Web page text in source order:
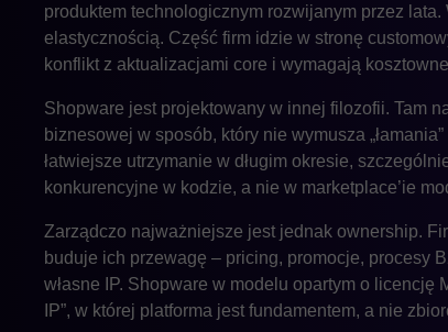
produktem technologicznym rozwijanym przez
elastycznością. Część firm idzie w stronę
konflikt z aktualizacjami core i wymagają
Shopware jest projektowany w innej filozofii. Tam
biznesowej w sposób, który nie wymusza
łatwiejsze utrzymanie w długim okresie,
konkurencyjne w kodzie, a nie w marketplace’ie
Zarządczo najważniejsze jest jednak ownership.
buduje ich przewagę – pricing, promocje, procesy
własne IP. Shopware w modelu opartym o licencję
IP”, w której platforma jest fundamentem, a nie